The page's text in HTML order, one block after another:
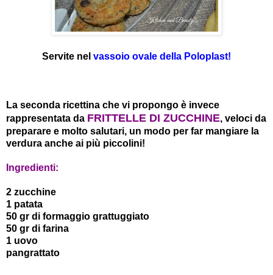
Servite nel vassoio ovale della Poloplast!
La seconda ricettina che vi propongo è invece
rappresentata da FRITTELLE DI ZUCCHINE, veloci da
preparare e molto salutari, un modo per far mangiare la
verdura anche ai più piccolini!
Ingredienti:
2 zucchine
1 patata
50 gr di formaggio grattuggiato
50 gr di farina
1 uovo
pangrattato